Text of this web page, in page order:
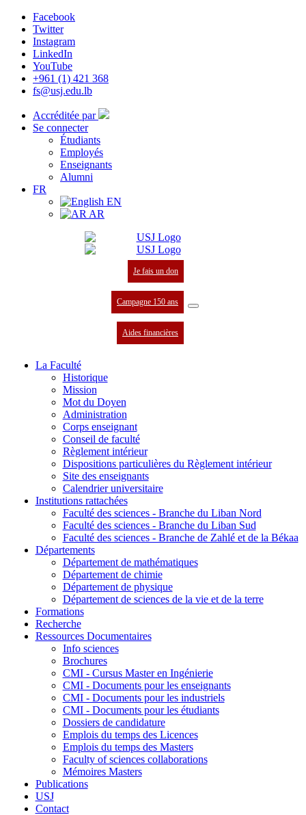
Facebook
Twitter
Instagram
LinkedIn
YouTube
+961 (1) 421 368
fs@usj.edu.lb
Accréditée par
Se connecter
Étudiants
Employés
Enseignants
Alumni
FR
EN
AR
Je fais un don
Campagne 150 ans
Aides financières
La Faculté
Historique
Mission
Mot du Doyen
Administration
Corps enseignant
Conseil de faculté
Règlement intérieur
Dispositions particulières du Règlement intérieur
Site des enseignants
Calendrier universitaire
Institutions rattachées
Faculté des sciences - Branche du Liban Nord
Faculté des sciences - Branche du Liban Sud
Faculté des sciences - Branche de Zahlé et de la Békaa
Départements
Département de mathématiques
Département de chimie
Département de physique
Département de sciences de la vie et de la terre
Formations
Recherche
Ressources Documentaires
Info sciences
Brochures
CMI - Cursus Master en Ingénierie
CMI - Documents pour les enseignants
CMI - Documents pour les industriels
CMI - Documents pour les étudiants
Dossiers de candidature
Emplois du temps des Licences
Emplois du temps des Masters
Faculty of sciences collaborations
Mémoires Masters
Publications
USJ
Contact